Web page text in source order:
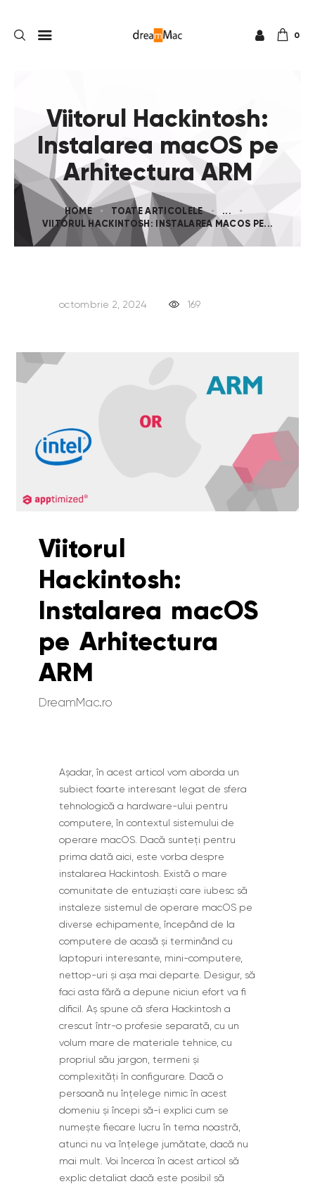
0
Viitorul Hackintosh:
Instalarea macOS pe
Arhitectura ARM
HOME TOATE ARTICOLELE
...
VIITORUL HACKINTOSH: INSTALAREA MACOS PE...
octombrie 2, 2024 169
Viitorul
Hackintosh:
Instalarea macOS
pe Arhitectura
ARM
DreamMac.ro
Așadar, în acest articol vom aborda un
subiect foarte interesant legat de sfera
tehnologică a hardware-ului pentru
computere, în contextul sistemului de
operare macOS. Dacă sunteți pentru
prima dată aici, este vorba despre
instalarea Hackintosh. Există o mare
comunitate de entuziaști care iubesc să
instaleze sistemul de operare macOS pe
diverse echipamente, începând de la
computere de acasă și terminând cu
laptopuri interesante, mini-computere,
nettop-uri și așa mai departe. Desigur, să
faci asta fără a depune niciun efort va fi
dificil. Aș spune că sfera Hackintosh a
crescut într-o profesie separată, cu un
volum mare de materiale tehnice, cu
propriul său jargon, termeni și
complexități în configurare. Dacă o
persoană nu înțelege nimic în acest
domeniu și începi să-i explici cum se
numește fiecare lucru în tema noastră,
atunci nu va înțelege jumătate, dacă nu
mai mult. Voi încerca în acest articol să
explic detaliat dacă este posibil să